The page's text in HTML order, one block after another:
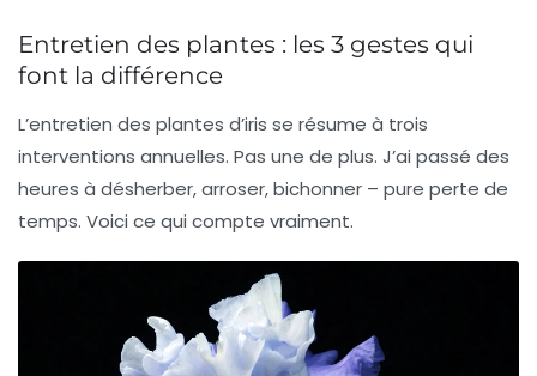
Entretien des plantes : les 3 gestes qui
font la différence
L’entretien des plantes d’iris se résume à trois
interventions annuelles. Pas une de plus. J’ai passé des
heures à désherber, arroser, bichonner – pure perte de
temps. Voici ce qui compte vraiment.